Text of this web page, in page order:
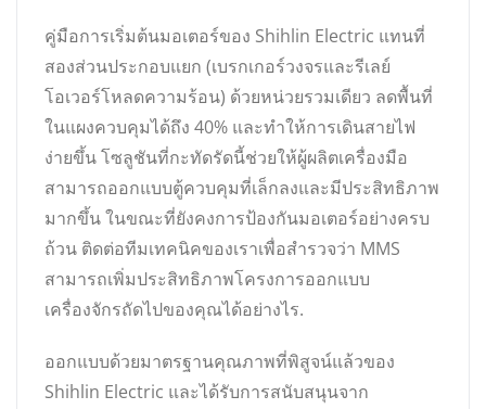
คู่มือการเริ่มต้นมอเตอร์ของ Shihlin Electric แทนที่
สองส่วนประกอบแยก (เบรกเกอร์วงจรและรีเลย์
โอเวอร์โหลดความร้อน) ด้วยหน่วยรวมเดียว ลดพื้นที่
ในแผงควบคุมได้ถึง 40% และทำให้การเดินสายไฟ
ง่ายขึ้น โซลูชันที่กะทัดรัดนี้ช่วยให้ผู้ผลิตเครื่องมือ
สามารถออกแบบตู้ควบคุมที่เล็กลงและมีประสิทธิภาพ
มากขึ้น ในขณะที่ยังคงการป้องกันมอเตอร์อย่างครบ
ถ้วน ติดต่อทีมเทคนิคของเราเพื่อสำรวจว่า MMS
สามารถเพิ่มประสิทธิภาพโครงการออกแบบ
เครื่องจักรถัดไปของคุณได้อย่างไร.
ออกแบบด้วยมาตรฐานคุณภาพที่พิสูจน์แล้วของ
Shihlin Electric และได้รับการสนับสนุนจาก